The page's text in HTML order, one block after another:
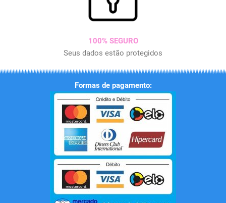
100% SEGURO
Seus dados estão protegidos
Formas de pagamento: